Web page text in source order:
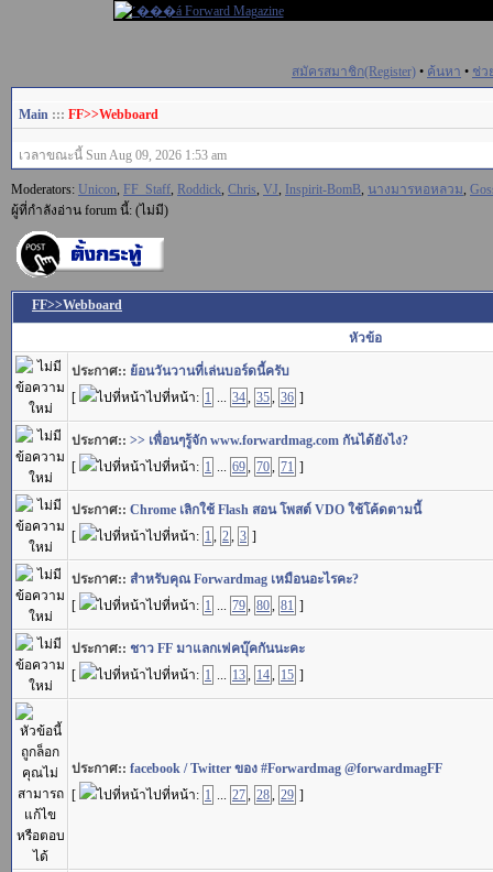
สมัครสมาชิก(Register) • ค้นหา • ช่ว
Main ::: FF>>Webboard
เวลาขณะนี้ Sun Aug 09, 2026 1:53 am
Moderators: Unicon, FF_Staff, Roddick, Chris, VJ, Inspirit-BomB, นางมารหอหลวม,
ผู้ที่กำลังอ่าน forum นี้: (ไม่มี)
FF>>Webboard
หัวข้อ
ประกาศ:: ย้อนวันวานที่เล่นบอร์ดนี้ครับ
[
ไปที่หน้า: 1 ... 34, 35, 36 ]
ประกาศ:: >> เพื่อนๆรู้จัก www.forwardmag.com กันได้ยังไง?
[
ไปที่หน้า: 1 ... 69, 70, 71 ]
ประกาศ:: Chrome เลิกใช้ Flash สอน โพสต์ VDO ใช้โค้ดตามนี้
[
ไปที่หน้า: 1 , 2, 3 ]
ประกาศ:: สำหรับคุณ Forwardmag เหมือนอะไรคะ?
[
ไปที่หน้า: 1 ... 79, 80, 81 ]
ประกาศ:: ชาว FF มาแลกเฟคบุ๊คกันนะคะ
[
ไปที่หน้า: 1 ... 13, 14, 15 ]
ประกาศ:: facebook / Twitter ของ #Forwardmag @forwardmagFF
[
ไปที่หน้า: 1 ... 27, 28, 29 ]